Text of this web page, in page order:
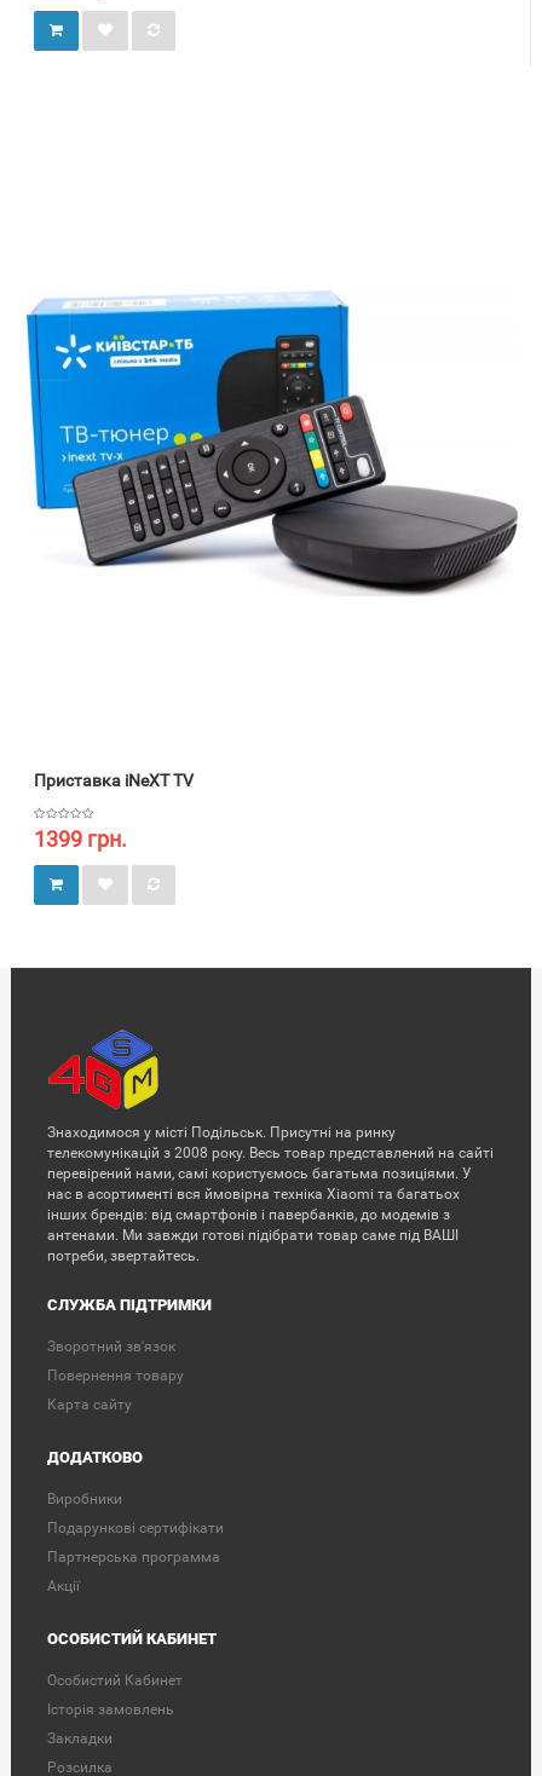
Приставка iNeXT TV
1399 грн.
Знаходимося у місті Подільськ. Присутні на ринку
телекомунікацій з 2008 року. Весь товар представлений на сайті
перевірений нами, самі користуємось багатьма позиціями. У
нас в асортименті вся ймовірна техніка Xiaomi та багатьох
інших брендів: від смартфонів і павербанків, до модемів з
антенами. Ми завжди готові підібрати товар саме під ВАШІ
потреби, звертайтесь.
СЛУЖБА ПІДТРИМКИ
Зворотний зв'язок
Повернення товару
Карта сайту
ДОДАТКОВО
Виробники
Подарункові сертифікати
Партнерська программа
Акції
ОСОБИСТИЙ КАБИНЕТ
Особистий Кабинет
Історія замовлень
Закладки
Розсилка